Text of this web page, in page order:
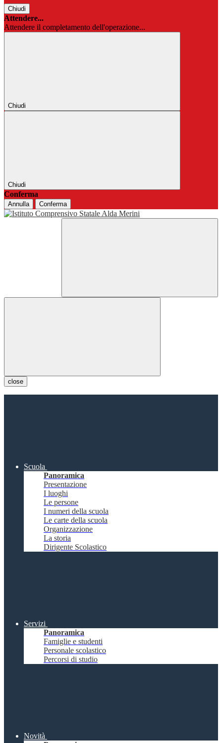
Chiudi
Attendere...
Attendere il completamento dell'operazione...
Chiudi
Chiudi
Conferma
Annulla Conferma
close
Scuola
Panoramica
Presentazione
I luoghi
Le persone
I numeri della scuola
Le carte della scuola
Organizzazione
La storia
Dirigente Scolastico
Servizi
Panoramica
Famiglie e studenti
Personale scolastico
Percorsi di studio
Novità